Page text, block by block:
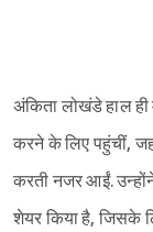
अंकिता लोखंडे हाल
करने के लिए पहुंचीं,
करती नजर आईं.
शेयर किया है, जिसके